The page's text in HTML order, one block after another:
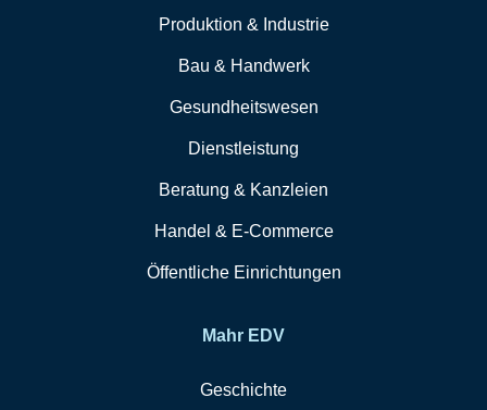
Produktion & Industrie
Bau & Handwerk
Gesundheitswesen
Dienstleistung
Beratung & Kanzleien
Handel & E-Commerce
Öffentliche Einrichtungen
Mahr EDV
Geschichte